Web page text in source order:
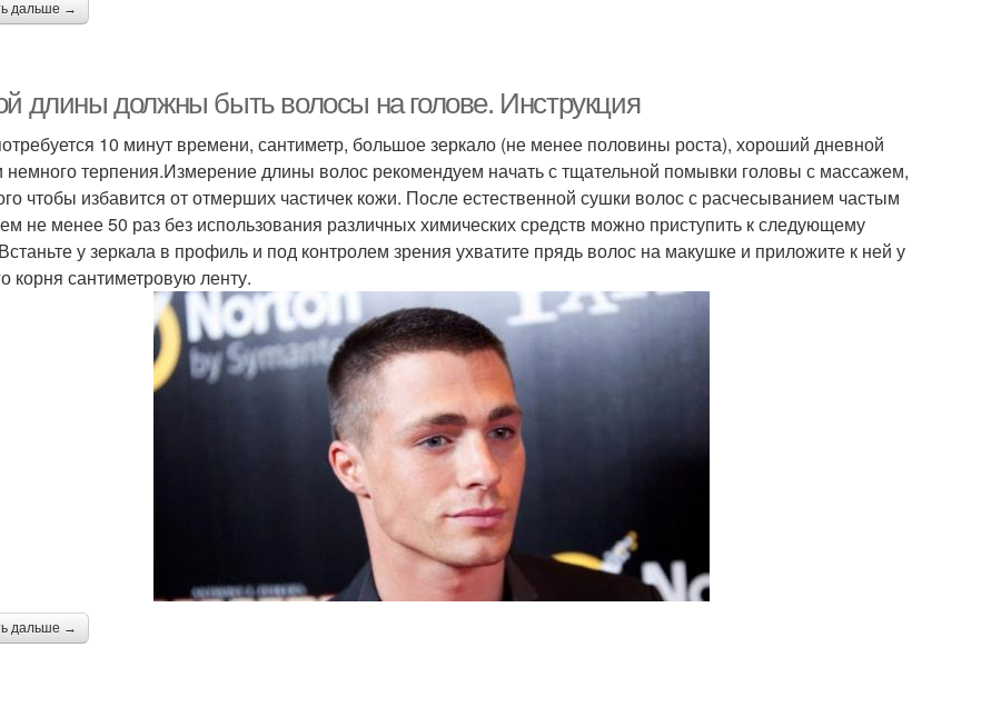
дальше →
длины должны быть волосы на голове. Инструкция
10 минут времени, сантиметр, большое зеркало (не менее половины роста), хороший дневной
немного терпения.Измерение длины волос рекомендуем начать с тщательной помывки головы с массажем,
чтобы избавится от отмерших частичек кожи. После естественной сушки волос с расчесыванием частым
не менее 50 раз без использования различных химических средств можно приступить к следующему
у зеркала в профиль и под контролем зрения ухватите прядь волос на макушке и приложите к ней у
корня сантиметровую ленту.
дальше →